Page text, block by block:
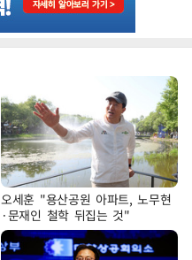
오세훈 "용산공원 아파트, 노무현
·문재인 철학 뒤집는 것"